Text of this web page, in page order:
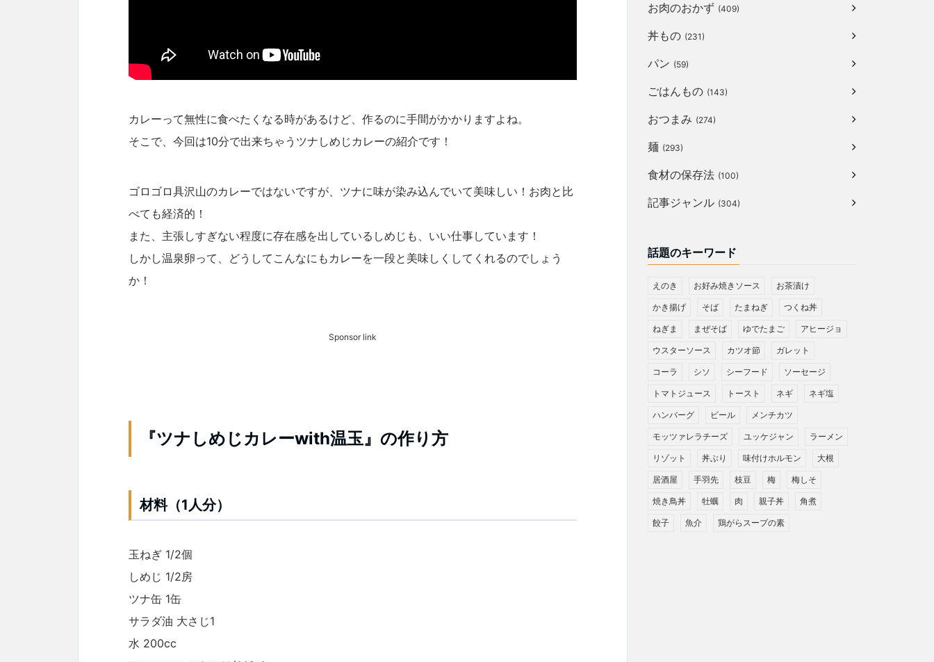
カレーって無性に食べたくなる時があるけど、作るのに手間がかかりますよね。
そこで、今回は10分で出来ちゃうツナしめじカレーの紹介です！
ゴロゴロ具沢山のカレーではないですが、ツナに味が染み込んでいて美味しい！お肉と比
べても経済的！
また、主張しすぎない程度に存在感を出しているしめじも、いい仕事しています！
しかし温泉卵って、どうしてこんなにもカレーを一段と美味しくしてくれるのでしょう
か！
Sponsor link
『ツナしめじカレーwith温玉』の作り方
材料（1人分）
玉ねぎ 1/2個
しめじ 1/2房
ツナ缶 1缶
サラダ油 大さじ1
水 200cc
お肉のおかず (409)
丼もの (231)
パン (59)
ごはんもの (143)
おつまみ (274)
麺 (293)
食材の保存法 (100)
記事ジャンル (304)
話題のキーワード
えのき お好み焼きソース お茶漬け
かき揚げ そば たまねぎ つくね丼
ねぎま まぜそば ゆでたまご アヒージョ
ウスターソース カツオ節 ガレット
コーラ シソ シーフード ソーセージ
トマトジュース トースト ネギ ネギ塩
ハンバーグ ビール メンチカツ
モッツァレラチーズ ユッケジャン ラーメン
リゾット 丼ぶり 味付けホルモン 大根
居酒屋 手羽先 枝豆 梅 梅しそ
焼き鳥丼 牡蠣 肉 親子丼 角煮
餃子 魚介 鶏がらスープの素